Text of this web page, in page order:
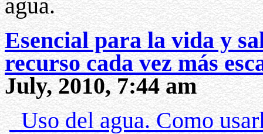
agua.
Esencial para la vida y
recurso cada vez más
July, 2010, 7:44 am
Uso del agua. Como